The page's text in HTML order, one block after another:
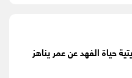
حياة الفهد عن عمر يناهز